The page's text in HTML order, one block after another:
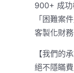
900+ 成功
「困難案
客製化財
【我們的
絕不隱瞞